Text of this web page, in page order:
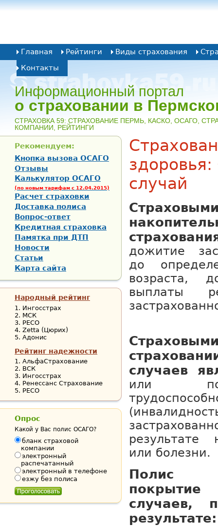
Информационный портал
о страховании в
CТРАХОВКА 59: СТРАХОВАНИЕ ПЕРМЬ, КАСКО, ОСАГО,
КОМПАНИИ, РЕЙТИНГИ
Главная Рейтинги Виды страхования
Контакты
случай
дожитие
до
возраста,
выплаты
случаев
или
результате
или болезни.
Полис
случаев,
результате:
Рекомендуем:
Кнопка вызова ОСАГО
Отзывы
Калькулятор ОСАГО
(по новым тарифам с 12.04.2015)
Расчет страховки
Доставка полиса
Вопрос-ответ
Кредитная страховка
Памятка при ДТП
Новости
Статьи
Карта сайта
Народный рейтинг
Ингосстрах
МСК
РЕСО
Zetta (Цюрих)
Адонис
Рейтинг надежности
АльфаСтрахование
ВСК
Ингосстрах
Ренессанс Страхование
РЕСО
Опрос
Какой у Вас полис ОСАГО?
бланк страховой
компании
электронный
распечатанный
электронный в телефоне
езжу без полиса